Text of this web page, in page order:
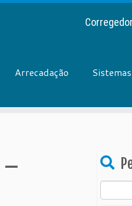
Arrecadação Sistemas
–
for: